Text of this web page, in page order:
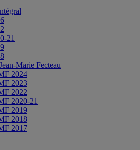
21
Marie Fecteau
2024
2023
2022
2020-21
2019
2018
2017